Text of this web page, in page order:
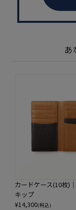
あ
カードケース(10枚)
キップ
¥14,300(税込)